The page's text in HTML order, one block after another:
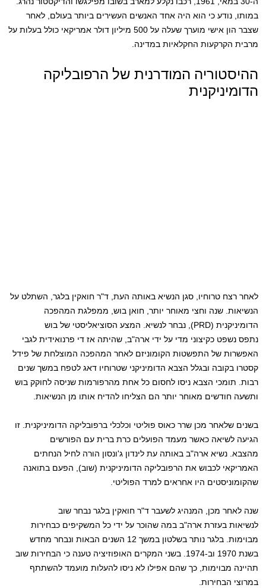
במותו, נודע כי הוא היה אחד האנשים העשירים ביותר בעולם, לאחר
שצבר הון אישי מוערך שעלה על 500 מיליון דולר אמריקאי כולל בעלות על
מרבית הקרקעות החקלאיות במדינה.
ההיסטוריה המודרנית של הרפובליקה
הדומיניקנית
לאחר רצח טרוחיו, סגן הנשיא באותה העת, ד"ר חואקין בלגר, השתלט על
הנשיאות. שנה וחצי מאוחר יותר, חואן בוש, ממפלגת המהפכה
הדומיניקנית (PRD), נבחר לנשיא. המצע הסוציאליסטי של בוש
נתפס נשפט כקיצוני מדי על ידי ארה"ב, שהיתה אז די פרנואידית לגבי
האפשרות של התפשטות הקומוניזם לאחר המהפכה המוצלחת של פידל
קסטרו בקובה ובגלל הצבא הדומיניקני שטרוחיו דאג לטפח במשך שנים
רבות. תומכי הצבא ניסו לחסום כל אחת מהרפורמות שניסה לחוקק בוש
ותשעה חודשים מאוחר יותר הם הצליחו להדיח אותו מן הנשיאות.
בשנים שלאחר מכן שרר כאוס פוליטי וכלכלי ברפובליקה הדומיניקנית. זו
הגיעה לשיאה כאשר מעמד הפועלים כרת ברית עם הפורשים
מהצבא. נשיא ארה"ב באותה עת לינדון ג'ונסון הורה לחיל הנחתים
האמריקאי לכבוש את הרפובליקה הדומיניקנית (שוב), הפעם בתואנה
שהקומוניסטים היו אחראים למרד הפוליטי.
שנה לאחר מכן, המנהיג לשעבר ד"ר חואקין בלגר נבחר שוב
לנשיאות בעזרת ארה"ב במה שהוכר על ידי כל המשקיפים כבחירות
מבוימות. בלגר נותר בשלטון במשך 12 השנים הבאות ונבחר מחדש
בשנת 1970 וב-1974. בשני המקרים האופוזיציה טענה כי הבחירות שוב
תהיינה מבוימות, כך שהם אפילו לא ניסו להעלות מועמד להשתתף
במרוצי הבחירות.